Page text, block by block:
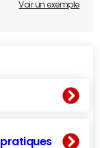
Voir un exemple
pratiques